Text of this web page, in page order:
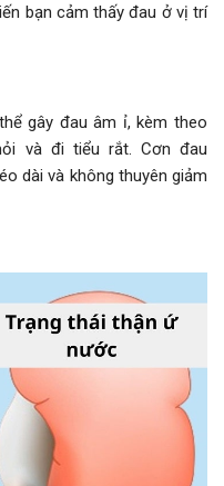
bạn cảm thấy đau ở vị trí
gây đau âm ỉ, kèm theo
và đi tiểu rắt. Cơn đau
dài và không thuyên giảm